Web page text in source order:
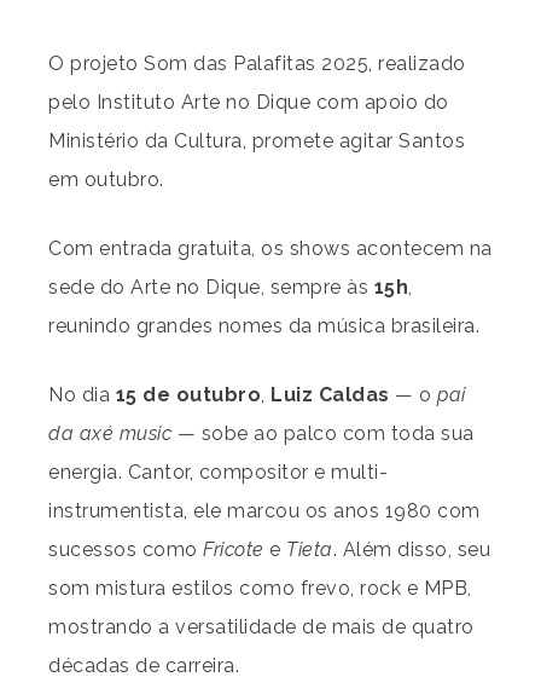
O projeto Som das Palafitas 2025, realizado
pelo Instituto Arte no Dique com apoio do
Ministério da Cultura, promete agitar Santos
em outubro.
Com entrada gratuita, os shows acontecem na
sede do Arte no Dique, sempre às 15h,
reunindo grandes nomes da música brasileira.
No dia 15 de outubro, Luiz Caldas — o pai
da axé music — sobe ao palco com toda sua
energia. Cantor, compositor e multi-
instrumentista, ele marcou os anos 1980 com
sucessos como Fricote e Tieta. Além disso, seu
som mistura estilos como frevo, rock e MPB,
mostrando a versatilidade de mais de quatro
décadas de carreira.